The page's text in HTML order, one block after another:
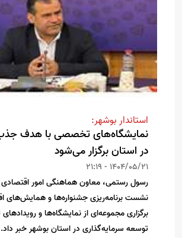
استاندار بوشهر:
نمایشگاه‌های تخصصی با هدف
در استان برگزار ‌می‌شود
1404/05/21 - 21:19
رسول رستمی، معاون هماهنگی امور اقتصادی
نشست برنامه‌ریزی جشنواره‌ها و همایش‌های
برگزاری مجموعه‌ای از نمایشگاه‌ها و
توسعه سرمایه‌گذاری در استان بوشهر خبر داد.